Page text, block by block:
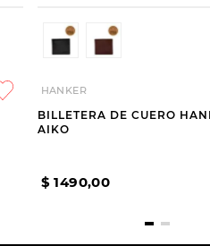
HANKER
BILLETERA DE CUERO
AIKO
$ 1490,00